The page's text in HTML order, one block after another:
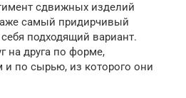
сдвижных изделий
самый придирчивый
подходящий вариант.
на друга по форме,
и по сырью, из которого они